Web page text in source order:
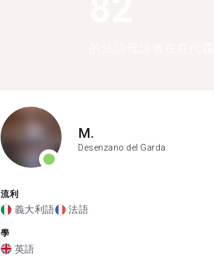
M.
Desenzano del Garda
流利
義大利語 法語
學
英語